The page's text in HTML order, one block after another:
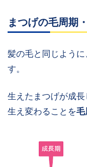
まつげの毛周期
髪の毛と同じよう
す。
生えたまつげが成長
生え変わることを毛